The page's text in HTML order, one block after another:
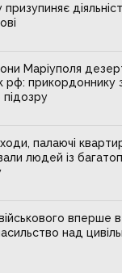
Маріуполя
рф: прикордоннику
палаючі
людей із
вперше в
над